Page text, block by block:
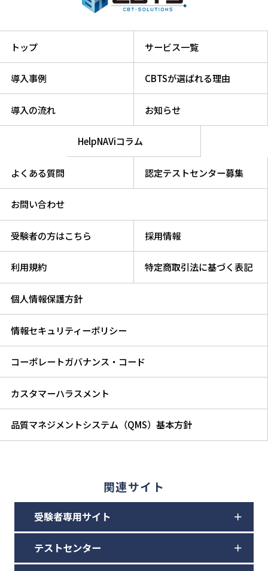
トップ サービス一覧
導入事例 CBTSが選ばれる理由
導入の流れ お知らせ
HelpNAViコラム
よくある質問 認定テストセンター募集
お問い合わせ
受験者の方はこちら 採用情報
利用規約 特定商取引法に基づく表記
個人情報保護方針
情報セキュリティーポリシー
コーポレートガバナンス・コード
カスタマーハラスメント
品質マネジメントシステム（QMS）基本方針
関連サイト
受験者専用サイト
テストセンター